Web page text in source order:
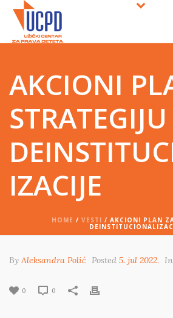
AKCIONI
STRATEGIJU
IZACIJE
HOME / VESTI / AKCIONI PLAN
By Aleksandra Polić Posted 5. jul 2022. In
0 0